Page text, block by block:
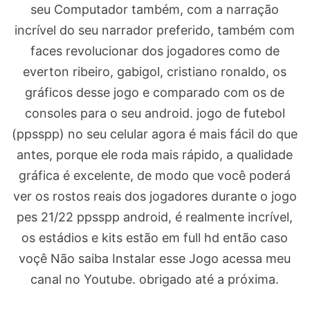
seu Computador também, com a narração
incrível do seu narrador preferido, também com
faces revolucionar dos jogadores como de
everton ribeiro, gabigol, cristiano ronaldo, os
gráficos desse jogo e comparado com os de
consoles para o seu android. jogo de futebol
(ppsspp) no seu celular agora é mais fácil do que
antes, porque ele roda mais rápido, a qualidade
gráfica é excelente, de modo que você poderá
ver os rostos reais dos jogadores durante o jogo
pes 21/22 ppsspp android, é realmente incrível,
os estádios e kits estão em full hd então caso
voçê Não saiba Instalar esse Jogo acessa meu
canal no Youtube. obrigado até a próxima.